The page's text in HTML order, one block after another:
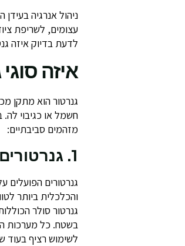
ניהול אנרגיה
עצומים, לשריפת
לדעת בדיוק איזה
איזה
גנרטור הוא מתקן
חשמל או כגיבוי
מזהמים סביבתיים:
1. גנרטורים מבוססי מנועי סולר (דיזל)
גנרטורים הפועלים
גנרטור סולר
בשטח. כל מערכות
לשימוש רציף בעוד